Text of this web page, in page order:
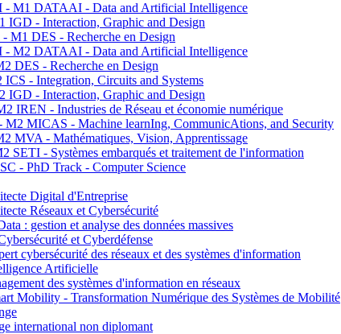
M1 DATAAI - Data and Artificial Intelligence
IGD - Interaction, Graphic and Design
M1 DES - Recherche en Design
M2 DATAAI - Data and Artificial Intelligence
DES - Recherche en Design
- Integration, Circuits and Systems
IGD - Interaction, Graphic and Design
IREN - Industries de Réseau et économie numérique
MICAS - Machine learnIng, CommunicAtions, and Security
MVA - Mathématiques, Vision, Apprentissage
SETI - Systèmes embarqués et traitement de l'information
- PhD Track - Computer Science
Digital d'Entreprise
Réseaux et Cybersécurité
: gestion et analyse des données massives
et Cyberdéfense
cybersécurité des réseaux et des systèmes d'information
Artificielle
des systèmes d'information en réseaux
Mobility - Transformation Numérique des Systèmes de Mobilité
international non diplomant